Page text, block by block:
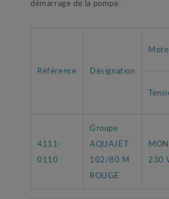
démarrage de la pompe.
Référence Désignation
4111-
0110
Groupe
AQUAJET
102/80 M
ROUGE
230